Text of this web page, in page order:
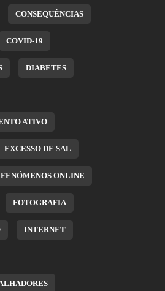
CONSEQUÊNCIAS
COVID-19
DIABETES
ATIVO
EXCESSO DE SAL
FENÓMENOS ONLINE
FOTOGRAFIA
INTERNET